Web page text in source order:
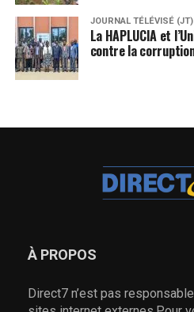
JOURNAL TÉLÉVISÉ (JT)
La HAPLUCIA et
contre la
À PROPOS
Direct7 n’est pas